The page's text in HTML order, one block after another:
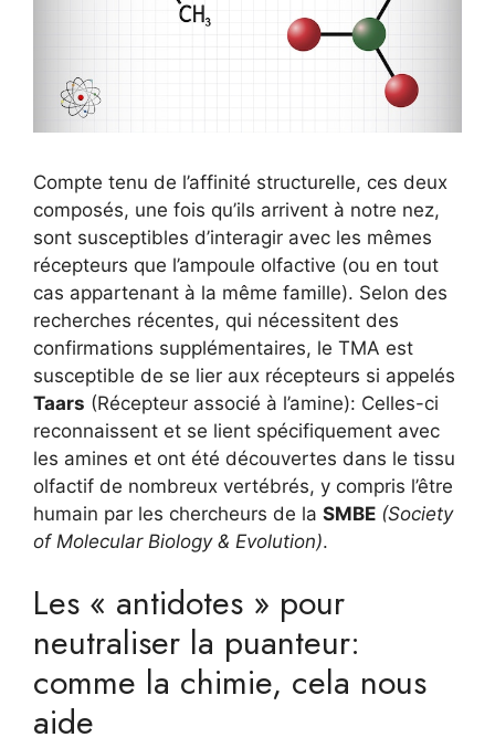
Compte tenu de l’affinité structurelle, ces deux
composés, une fois qu’ils arrivent à notre nez,
sont susceptibles d’interagir avec les mêmes
récepteurs que l’ampoule olfactive (ou en tout
cas appartenant à la même famille). Selon des
recherches récentes, qui nécessitent des
confirmations supplémentaires, le TMA est
susceptible de se lier aux récepteurs si appelés
Taars (Récepteur associé à l’amine): Celles-ci
reconnaissent et se lient spécifiquement avec
les amines et ont été découvertes dans le tissu
olfactif de nombreux vertébrés, y compris l’être
humain par les chercheurs de la SMBE (Society
of Molecular Biology & Evolution).
Les « antidotes » pour
neutraliser la puanteur:
comme la chimie, cela nous
aide